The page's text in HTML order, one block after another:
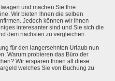
und machen Sie Ihre
Wir bieten Ihnen die selben
Jedoch können wir Ihnen
interesanter sind und Sie sich die
dem nächsten zu vergleichen.
für den langersehnten Urlaub nun
Warum probieren das Büro der
Wir ersparen Ihnen all diese
welches Sie von Buchung zu